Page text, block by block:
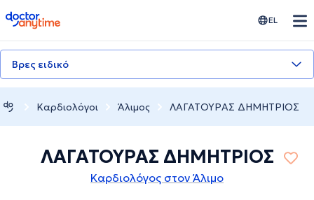
doctoranytime EL
Βρες ειδικό
Καρδιολόγοι Άλιμος ΛΑΓΑΤΟΥΡΑΣ ΔΗΜΗΤΡΙΟΣ
ΛΑΓΑΤΟΥΡΑΣ ΔΗΜΗΤΡΙΟΣ
Καρδιολόγος στον Άλιμο